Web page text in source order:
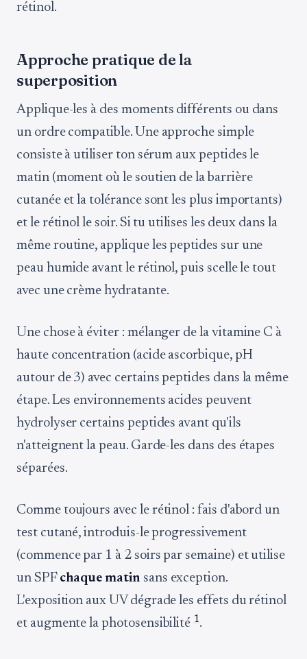
rétinol.
Approche pratique de la
superposition
Applique-les à des moments différents ou dans
un ordre compatible. Une approche simple
consiste à utiliser ton sérum aux peptides le
matin (moment où le soutien de la barrière
cutanée et la tolérance sont les plus importants)
et le rétinol le soir. Si tu utilises les deux dans la
même routine, applique les peptides sur une
peau humide avant le rétinol, puis scelle le tout
avec une crème hydratante.
Une chose à éviter : mélanger de la vitamine C à
haute concentration (acide ascorbique, pH
autour de 3) avec certains peptides dans la même
étape. Les environnements acides peuvent
hydrolyser certains peptides avant qu'ils
n'atteignent la peau. Garde-les dans des étapes
séparées.
Comme toujours avec le rétinol : fais d'abord un
test cutané, introduis-le progressivement
(commence par 1 à 2 soirs par semaine) et utilise
un SPF chaque matinsans exception.
L'exposition aux UV dégrade les effets du rétinol
et augmente la photosensibilité1.